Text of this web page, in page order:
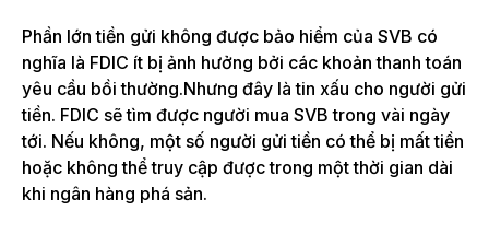
Phần lớn tiền gửi không được bảo hiểm của SVB có
nghĩa là FDIC ít bị ảnh hưởng bởi các khoản thanh toán
yêu cầu bồi thường.Nhưng đây là tin xấu cho người gửi
tiền. FDIC sẽ tìm được người mua SVB trong vài ngày
tới. Nếu không, một số người gửi tiền có thể bị mất tiền
hoặc không thể truy cập được trong một thời gian dài
khi ngân hàng phá sản.